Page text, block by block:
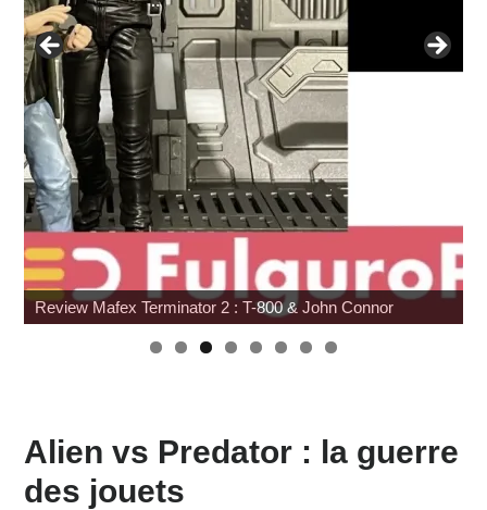
Review Mafex Terminator 2 : T-800 & John Connor
Alien vs Predator : la guerre
des jouets